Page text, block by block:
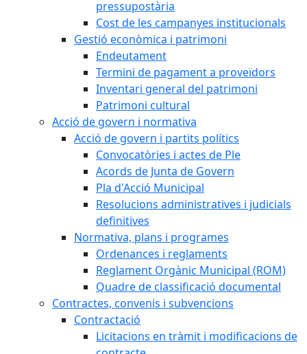
pressupostària
Cost de les campanyes institucionals
Gestió econòmica i patrimoni
Endeutament
Termini de pagament a proveïdors
Inventari general del patrimoni
Patrimoni cultural
Acció de govern i normativa
Acció de govern i partits polítics
Convocatòries i actes de Ple
Acords de Junta de Govern
Pla d'Acció Municipal
Resolucions administratives i judicials
definitives
Normativa, plans i programes
Ordenances i reglaments
Reglament Orgànic Municipal (ROM)
Quadre de classificació documental
Contractes, convenis i subvencions
Contractació
Licitacions en tràmit i modificacions de